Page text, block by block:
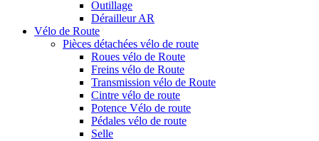
Outillage
Dérailleur AR
Vélo de Route
Pièces détachées vélo de route
Roues vélo de Route
Freins vélo de Route
Transmission vélo de Route
Cintre vélo de route
Potence Vélo de route
Pédales vélo de route
Selle